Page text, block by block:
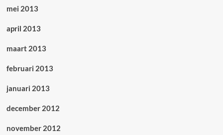
mei 2013
april 2013
maart 2013
februari 2013
januari 2013
december 2012
november 2012